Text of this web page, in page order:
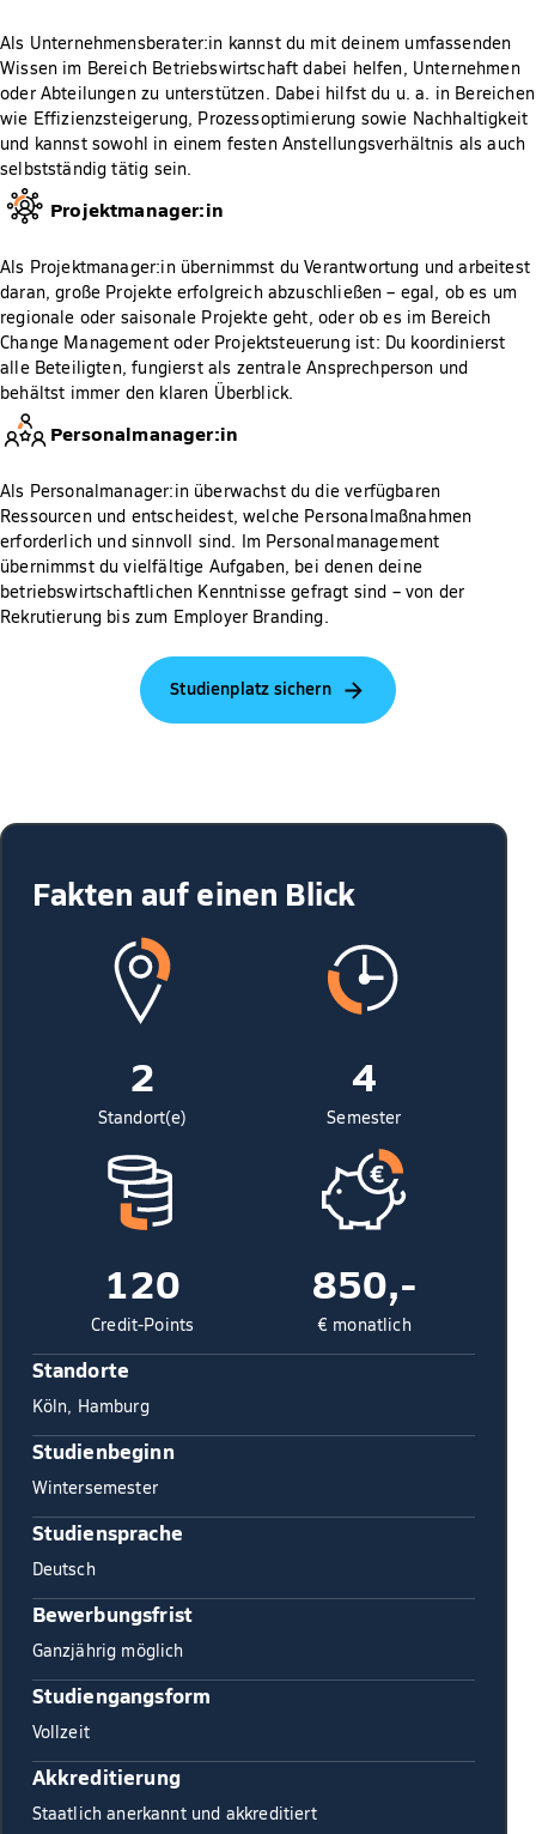
Als Unternehmensberater:in kannst du mit deinem umfassenden
Wissen im Bereich Betriebswirtschaft dabei helfen, Unternehmen
oder Abteilungen zu unterstützen. Dabei hilfst du u. a. in Bereichen
wie Effizienzsteigerung, Prozessoptimierung sowie Nachhaltigkeit
und kannst sowohl in einem festen Anstellungsverhältnis als auch
selbstständig tätig sein.
Projektmanager:in
Als Projektmanager:in übernimmst du Verantwortung und arbeitest
daran, große Projekte erfolgreich abzuschließen – egal, ob es um
regionale oder saisonale Projekte geht, oder ob es im Bereich
Change Management oder Projektsteuerung ist: Du koordinierst
alle Beteiligten, fungierst als zentrale Ansprechperson und
behältst immer den klaren Überblick.
Personalmanager:in
Als Personalmanager:in überwachst du die verfügbaren
Ressourcen und entscheidest, welche Personalmaßnahmen
erforderlich und sinnvoll sind. Im Personalmanagement
übernimmst du vielfältige Aufgaben, bei denen deine
betriebswirtschaftlichen Kenntnisse gefragt sind – von der
Rekrutierung bis zum Employer Branding.
Studienplatz sichern
Fakten auf einen Blick
2
Standort(e)
4
Semester
120
Credit-Points
850,-
€ monatlich
Standorte
Köln, Hamburg
Studienbeginn
Wintersemester
Studiensprache
Deutsch
Bewerbungsfrist
Ganzjährig möglich
Studiengangsform
Vollzeit
Akkreditierung
Staatlich anerkannt und akkreditiert